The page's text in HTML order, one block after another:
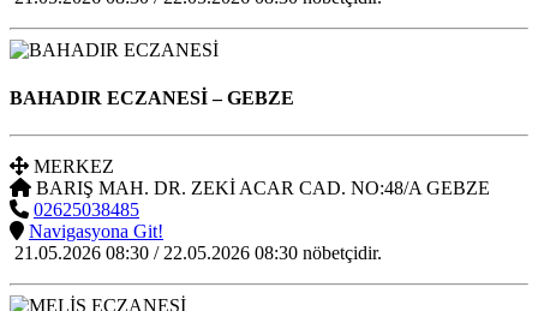
BAHADIR ECZANESİ– GEBZE
MERKEZ
BARIŞ MAH. DR. ZEKİ ACAR CAD. NO:48/A GEBZE
02625038485
Navigasyona Git!
21.05.2026 08:30 / 22.05.2026 08:30 nöbetçidir.